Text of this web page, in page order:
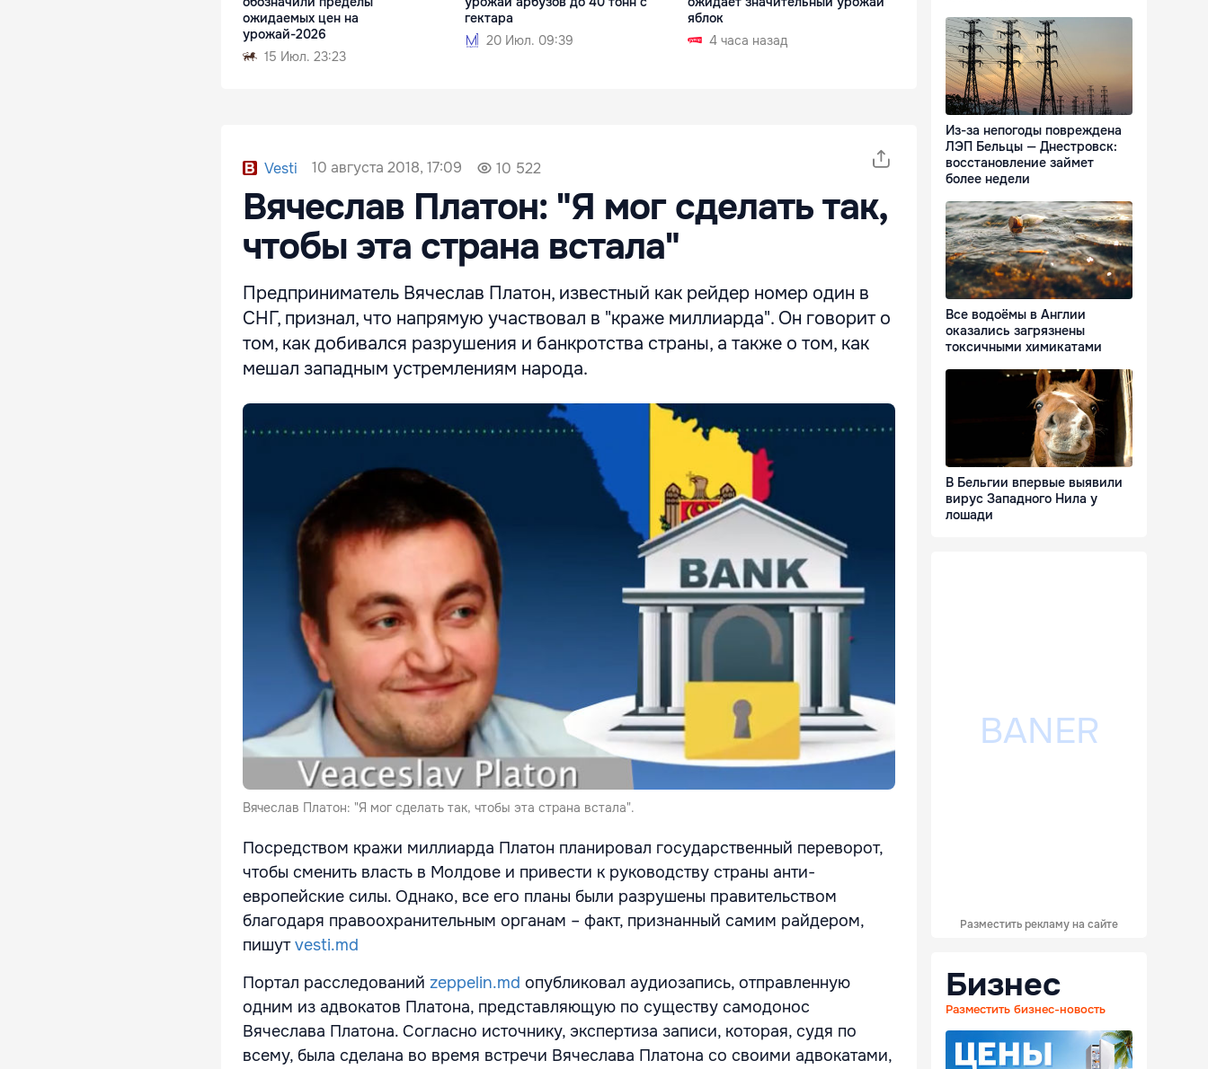
ожидаемых цен на
урожай-2026
15 Июл. 23:23
гектара
20 Июл. 09:39
яблок
4 часа назад
Vesti 10 августа 2018, 17:09 10 522
Вячеслав Платон: "Я мог сделать так,
чтобы эта страна встала"
Предприниматель Вячеслав Платон, известный как рейдер номер один в
СНГ, признал, что напрямую участвовал в "краже миллиарда". Он говорит о
том, как добивался разрушения и банкротства страны, а также о том, как
мешал западным устремлениям народа.
Вячеслав Платон: "Я мог сделать так, чтобы эта страна встала".
Посредством кражи миллиарда Платон планировал государственный переворот,
чтобы сменить власть в Молдове и привести к руководству страны анти-
европейские силы. Однако, все его планы были разрушены правительством
благодаря правоохранительным органам – факт, признанный самим райдером,
пишутvesti.md
Портал расследований zeppelin.md опубликовал аудиозапись, отправленную
одним из адвокатов Платона, представляющую по существу самодонос
Вячеслава Платона. Согласно источнику, экспертиза записи, которая, судя по
всему, была сделана во время встречи Вячеслава Платона со своими адвокатами,
Из-за непогоды повреждена
ЛЭП Бельцы — Днестровск:
восстановление займет
более недели
Все водоёмы в Англии
оказались загрязнены
токсичными химикатами
В Бельгии впервые выявили
вирус Западного Нила у
лошади
Разместить рекламу на сайте
Бизнес
Разместить бизнес-новость